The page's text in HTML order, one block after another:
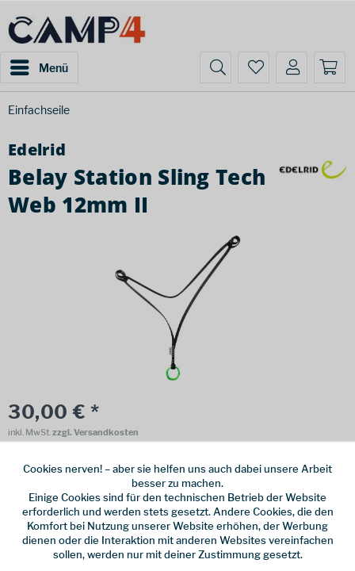
Menü
Einfachseile
Edelrid
Belay Station Sling Tech
Web 12mm II
30,00 € *
inkl. MwSt.zzgl. Versandkosten
Online bestellen Ladenabholung
vorrätig | Lieferzeit 1-3 Werktage
In denWarenkorb
Cookies nerven! – aber sie helfen uns auch dabei unsere Arbeit
besser zu machen.
Einige Cookies sind für den technischen Betrieb der Website
erforderlich und werden stets gesetzt. Andere Cookies, die den
Komfort bei Nutzung unserer Website erhöhen, der Werbung
dienen oder die Interaktion mit anderen Websites vereinfachen
sollen, werden nur mit deiner Zustimmung gesetzt.